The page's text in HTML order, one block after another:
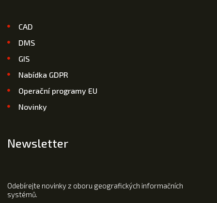
CAD
DMS
GIS
Nabídka GDPR
Operační programy EU
Novinky
Newsletter
Odebírejte novinky z oboru geografických informačních
systémů.